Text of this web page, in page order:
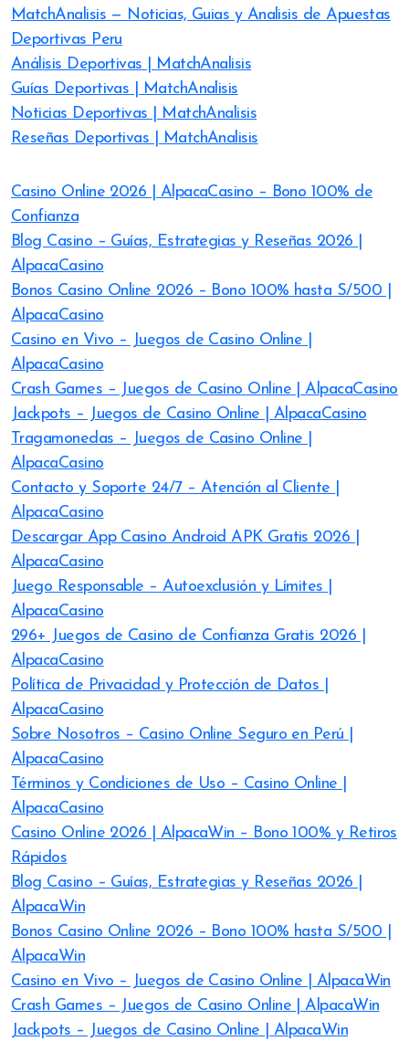
MatchAnalisis — Noticias, Guias y Analisis de Apuestas
Deportivas Peru
Análisis Deportivas | MatchAnalisis
Guías Deportivas | MatchAnalisis
Noticias Deportivas | MatchAnalisis
Reseñas Deportivas | MatchAnalisis
Casino Online 2026 | AlpacaCasino – Bono 100% de
Confianza
Blog Casino – Guías, Estrategias y Reseñas 2026 |
AlpacaCasino
Bonos Casino Online 2026 – Bono 100% hasta S/500 |
AlpacaCasino
Casino en Vivo – Juegos de Casino Online |
AlpacaCasino
Crash Games – Juegos de Casino Online | AlpacaCasino
Jackpots – Juegos de Casino Online | AlpacaCasino
Tragamonedas – Juegos de Casino Online |
AlpacaCasino
Contacto y Soporte 24/7 – Atención al Cliente |
AlpacaCasino
Descargar App Casino Android APK Gratis 2026 |
AlpacaCasino
Juego Responsable – Autoexclusión y Límites |
AlpacaCasino
296+ Juegos de Casino de Confianza Gratis 2026 |
AlpacaCasino
Política de Privacidad y Protección de Datos |
AlpacaCasino
Sobre Nosotros – Casino Online Seguro en Perú |
AlpacaCasino
Términos y Condiciones de Uso – Casino Online |
AlpacaCasino
Casino Online 2026 | AlpacaWin – Bono 100% y Retiros
Rápidos
Blog Casino – Guías, Estrategias y Reseñas 2026 |
AlpacaWin
Bonos Casino Online 2026 – Bono 100% hasta S/500 |
AlpacaWin
Casino en Vivo – Juegos de Casino Online | AlpacaWin
Crash Games – Juegos de Casino Online | AlpacaWin
Jackpots – Juegos de Casino Online | AlpacaWin